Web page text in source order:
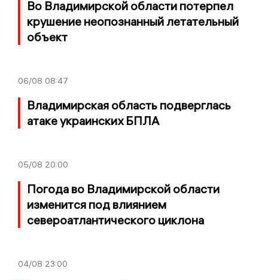
Во Владимирской области потерпел
крушение неопознанный летательный
объект
06/08 08:47
Владимирская область подверглась
атаке украинских БПЛА
05/08 20:00
Погода во Владимирской области
изменится под влиянием
североатлантического циклона
04/08 23:00